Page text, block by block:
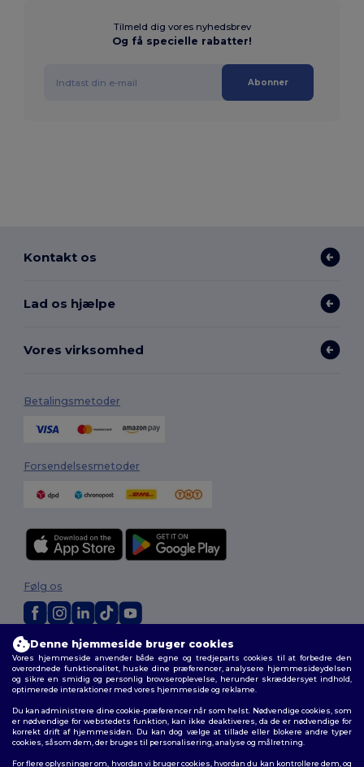
Tilmeld dig vores nyhedsbrev
Og få specielle rabatter!
Abonner
Kontakt os
Lad os hjælpe
Vores virksomhed
Betalingsmetoder
Forsendelsesmetoder
2026. Alle rettigheder forbeholdes
Vilkår og Betingelser|Tilpasset politik|Fortrolighedspolitik|Politik for
cookies|Sitemap
Følg os
Denne hjemmeside bruger cookies
Vores hjemmeside anvender både egne og tredjeparts cookies til at forbedre den
overordnede funktionalitet, huske dine præferencer, analysere hjemmesideydelsen
og sikre en smidig og personlig browseroplevelse, herunder skræddersyet indhold,
optimerede interaktioner med vores hjemmeside og reklame.
Du kan administrere dine cookie-præferencer når som helst. Nødvendige cookies, som
er nødvendige for webstedets funktion, kan ikke deaktiveres, da de er nødvendige for
korrekt drift af hjemmesiden. Du kan dog vælge at tillade eller blokere andre typer
cookies, såsom dem, der bruges til personalisering, analyse og målretning.
For flere oplysninger om, hvordan vi bruger cookies, hvordan du kan kontrollere dem, og